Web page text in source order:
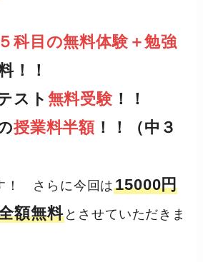
５科目の無料体験＋勉強
！！
スト 無料受験！！
授業料半額 ！！（中３
！ さらに今回は15000円
額無料 とさせていただきま